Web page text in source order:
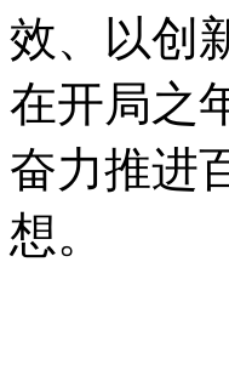
效、以创
在开局之
奋力推进
想。